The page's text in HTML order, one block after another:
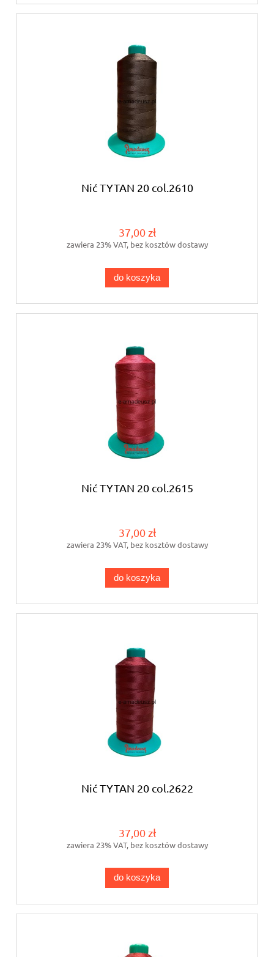
Nić TYTAN 20 col.2610
37,00 zł
zawiera 23% VAT, bez kosztów dostawy
do koszyka
Nić TYTAN 20 col.2615
37,00 zł
zawiera 23% VAT, bez kosztów dostawy
do koszyka
Nić TYTAN 20 col.2622
37,00 zł
zawiera 23% VAT, bez kosztów dostawy
do koszyka